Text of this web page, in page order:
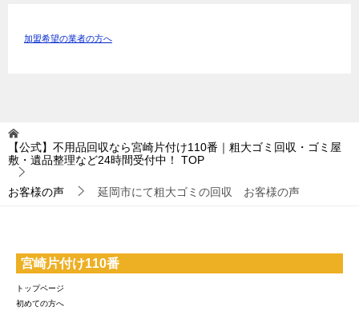
加盟希望の業者の方へ
【公式】不用品回収なら宮崎片付け110番｜粗大ゴミ回収・ゴミ屋
敷・遺品整理など24時間受付中！
TOP
お客様の声 延岡市にて粗大ゴミの回収 お客様の声
宮崎片付け110番
トップページ
初めての方へ